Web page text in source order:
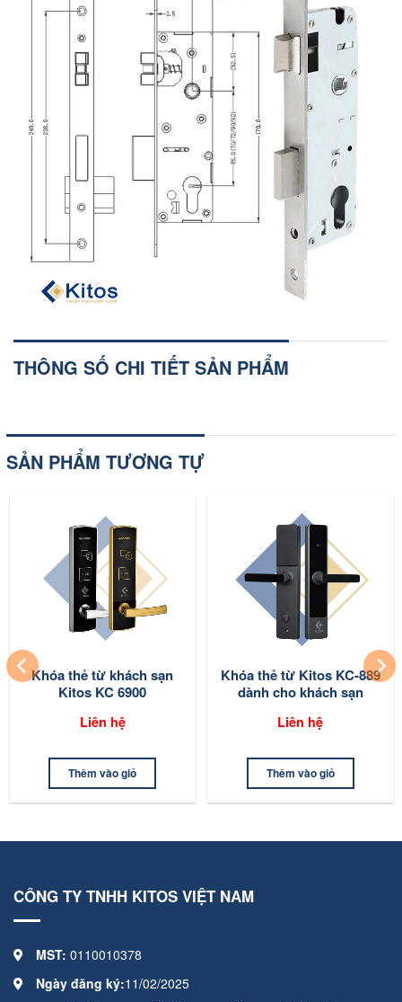
THÔNG SỐ CHI TIẾT SẢN PHẨM
SẢN PHẨM TƯƠNG TỰ
Khóa thẻ từ khách sạn
Kitos KC 6900
Liên hệ
Thêm vào giỏ
Khóa thẻ từ Kitos KC-889
dành cho khách sạn
Liên hệ
Thêm vào giỏ
CÔNG TY TNHH KITOS VIỆT NAM
MST: 0110010378
Ngày đăng ký:11/02/2025